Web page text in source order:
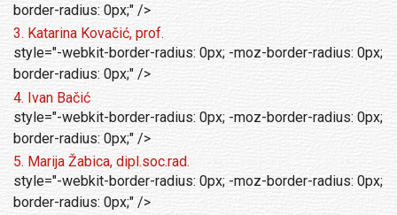
border-radius: 0px;" />
3. Katarina Kovačić, prof.
style="-webkit-border-radius: 0px; -moz-border-radius: 0px;
border-radius: 0px;" />
4. Ivan Bačić
style="-webkit-border-radius: 0px; -moz-border-radius: 0px;
border-radius: 0px;" />
5. Marija Žabica, dipl.soc.rad.
style="-webkit-border-radius: 0px; -moz-border-radius: 0px;
border-radius: 0px;" />